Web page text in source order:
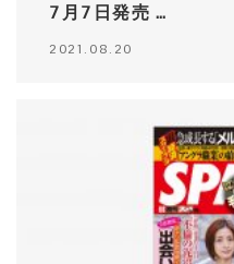
7月7日発売 …
2021.08.20